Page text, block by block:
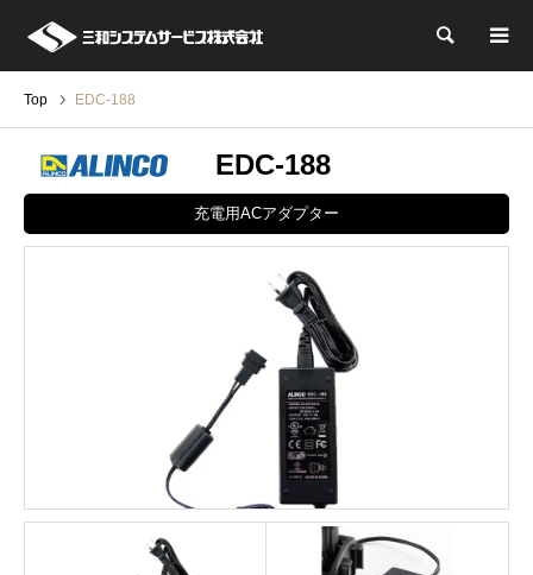
検索
Top EDC-188
EDC-188
充電用ACアダプター